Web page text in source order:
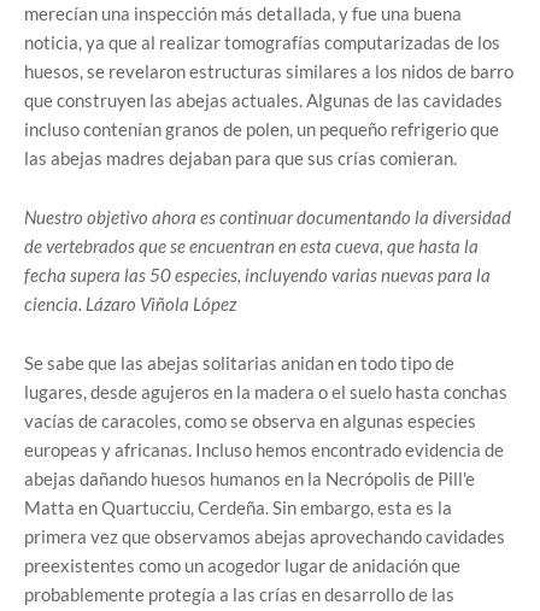
merecían una inspección más detallada, y fue una buena
noticia, ya que al realizar tomografías computarizadas de los
huesos, se revelaron estructuras similares a los nidos de barro
que construyen las abejas actuales. Algunas de las cavidades
incluso contenían granos de polen, un pequeño refrigerio que
las abejas madres dejaban para que sus crías comieran.
Nuestro objetivo ahora es continuar documentando la diversidad
de vertebrados que se encuentran en esta cueva, que hasta la
fecha supera las 50 especies, incluyendo varias nuevas para la
ciencia. Lázaro Viñola López
Se sabe que las abejas solitarias anidan en todo tipo de
lugares, desde agujeros en la madera o el suelo hasta conchas
vacías de caracoles, como se observa en algunas especies
europeas y africanas. Incluso hemos encontrado evidencia de
abejas dañando huesos humanos en la Necrópolis de Pill'e
Matta en Quartucciu, Cerdeña. Sin embargo, esta es la
primera vez que observamos abejas aprovechando cavidades
preexistentes como un acogedor lugar de anidación que
probablemente protegía a las crías en desarrollo de las